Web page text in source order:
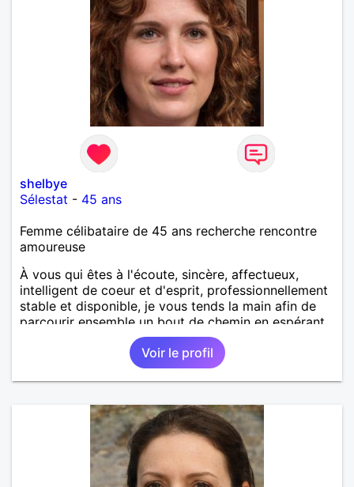
shelbye
Sélestat - 45 ans
Femme célibataire de 45 ans recherche rencontre
amoureuse
À vous qui êtes à l'écoute, sincère, affectueux,
intelligent de coeur et d'esprit, professionnellement
stable et disponible, je vous tends la main afin de
parcourir ensemble un bout de chemin en espérant
que la route soit longue.
Voir le profil